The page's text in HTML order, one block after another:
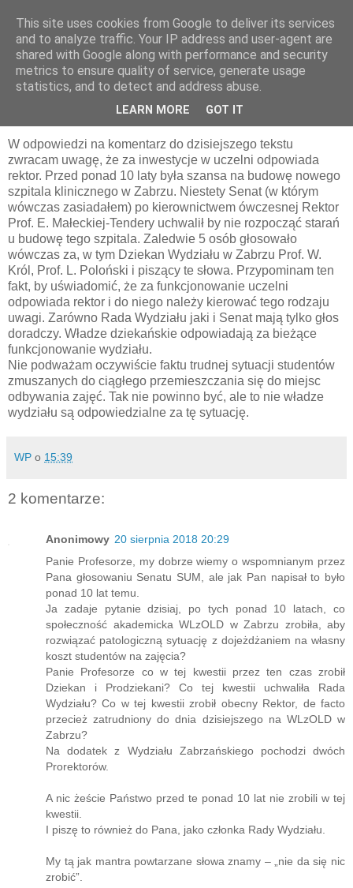
pluskiewicz.blogspot.com
niedziela, 19 sierpnia 2018
Kilka słów wyjaśnienia
W odpowiedzi na komentarz do dzisiejszego tekstu
zwracam uwagę, że za inwestycje w uczelni odpowiada
rektor. Przed ponad 10 laty była szansa na budowę nowego
szpitala klinicznego w Zabrzu. Niestety Senat (w którym
wówczas zasiadałem) po kierownictwem ówczesnej Rektor
Prof. E. Małeckiej-Tendery uchwalił by nie rozpocząć starań
u budowę tego szpitala. Zaledwie 5 osób głosowało
wówczas za, w tym Dziekan Wydziału w Zabrzu Prof. W.
Król, Prof. L. Poloński i piszący te słowa. Przypominam ten
fakt, by uświadomić, że za funkcjonowanie uczelni
odpowiada rektor i do niego należy kierować tego rodzaju
uwagi. Zarówno Rada Wydziału jaki i Senat mają tylko głos
doradczy. Władze dziekańskie odpowiadają za bieżące
funkcjonowanie wydziału.
Nie podważam oczywiście faktu trudnej sytuacji studentów
zmuszanych do ciągłego przemieszczania się do miejsc
odbywania zajęć. Tak nie powinno być, ale to nie władze
wydziału są odpowiedzialne za tę sytuację.
WP o 15:39
2 komentarze:
Anonimowy 20 sierpnia 2018 20:29
Panie Profesorze, my dobrze wiemy o wspomnianym przez
Pana głosowaniu Senatu SUM, ale jak Pan napisał to było
ponad 10 lat temu.
Ja zadaje pytanie dzisiaj, po tych ponad 10 latach, co
społeczność akademicka WLzOLD w Zabrzu zrobiła, aby
rozwiązać patologiczną sytuację z dojeżdżaniem na własny
koszt studentów na zajęcia?
Panie Profesorze co w tej kwestii przez ten czas zrobił
Dziekan i Prodziekani? Co tej kwestii uchwaliła Rada
Wydziału? Co w tej kwestii zrobił obecny Rektor, de facto
przecież zatrudniony do dnia dzisiejszego na WLzOLD w
Zabrzu?
Na dodatek z Wydziału Zabrzańskiego pochodzi dwóch
Prorektorów.
A nic żeście Państwo przed te ponad 10 lat nie zrobili w tej
kwestii.
I piszę to również do Pana, jako członka Rady Wydziału.
My tą jak mantra powtarzane słowa znamy – „nie da się nic
zrobić”.
This site uses cookies from Google to deliver its services
and to analyze traffic. Your IP address and user-agent are
shared with Google along with performance and security
metrics to ensure quality of service, generate usage
statistics, and to detect and address abuse.
LEARN MORE GOT IT